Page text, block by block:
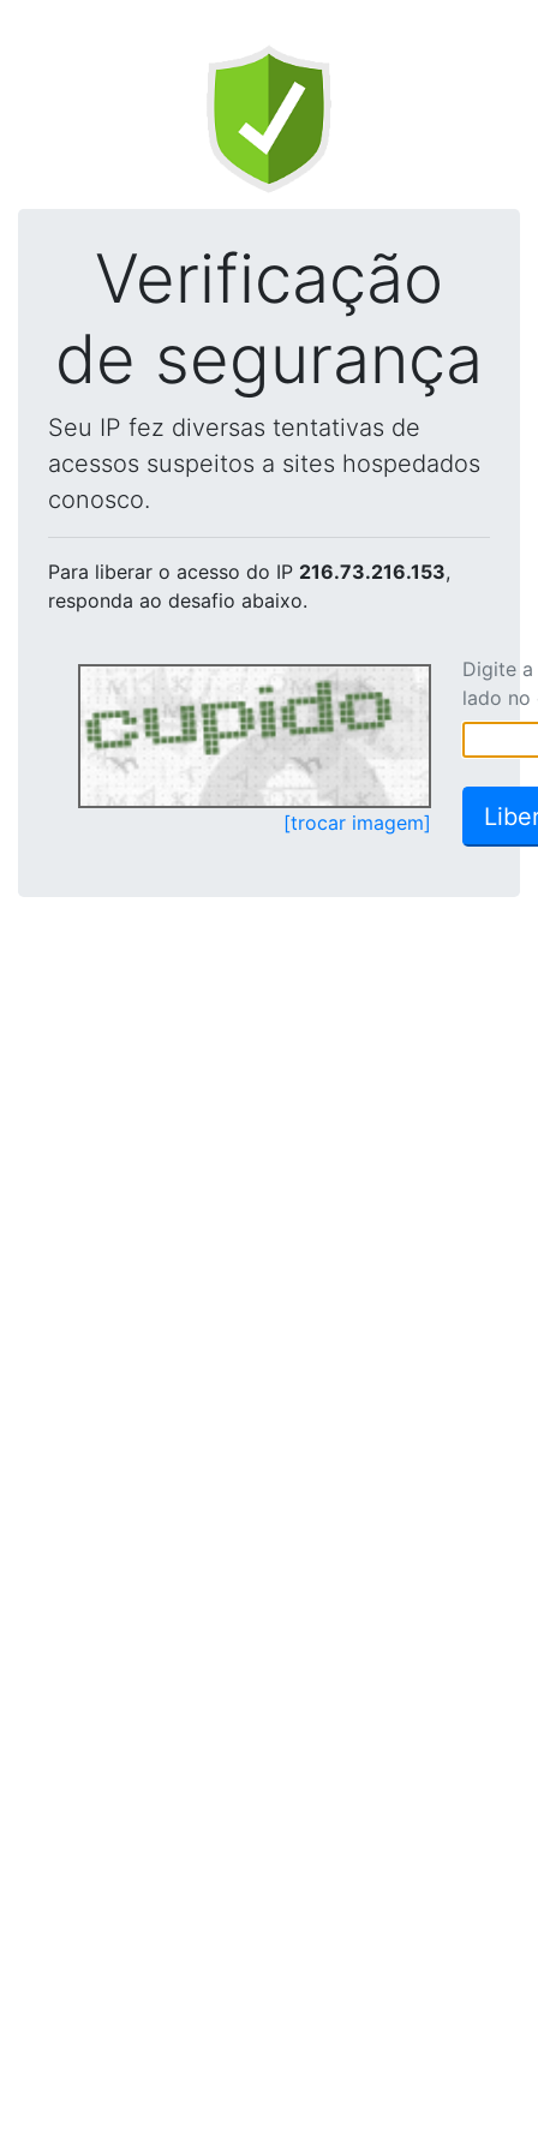
Verificação
de segurança
Seu IP fez diversas tentativas de
acessos suspeitos a sites hospedados
conosco.
Para liberar o acesso do IP 216.73.216.153,
responda ao desafio abaixo.
[trocar imagem]
Digite
lado no